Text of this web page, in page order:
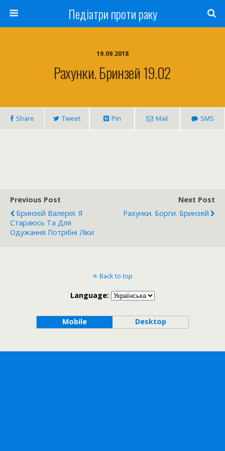
Педіатри проти раку
19.09.2018
Рахунки. Бринзей 19.02
Share Tweet Pin Mail SMS
Previous Post
Бринзей Валерія: Я
Стараюсь Та Для
Одужання Потрібні Ліки
Next Post
Рахунки. Борги. Бринзей
Back to top
Language:
Mobile Desktop